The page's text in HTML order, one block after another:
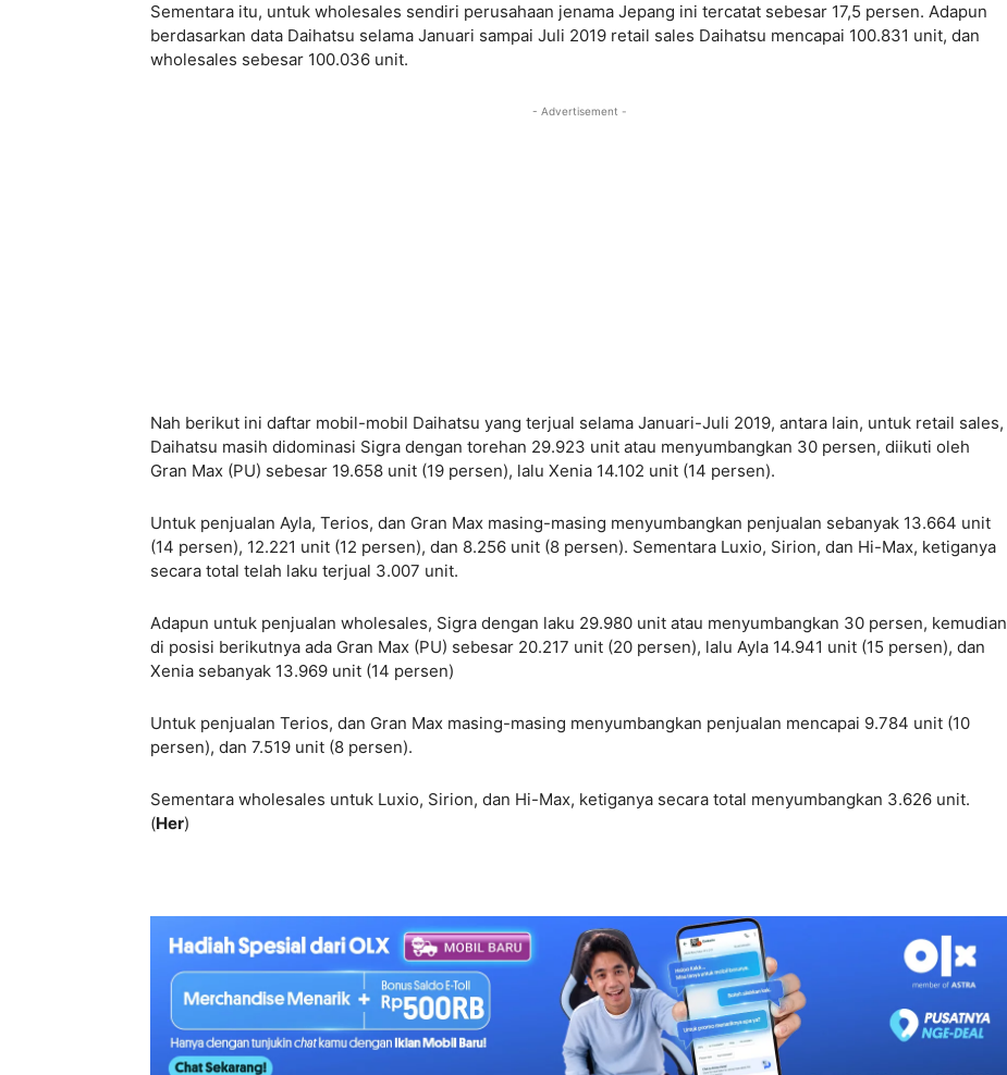
Sementara itu, untuk wholesales sendiri perusahaan jenama Jepang ini tercatat sebesar 17,5 persen. Adapun
berdasarkan data Daihatsu selama Januari sampai Juli 2019 retail sales Daihatsu mencapai 100.831 unit, dan
wholesales sebesar 100.036 unit.
- Advertisement -
Nah berikut ini daftar mobil-mobil Daihatsu yang terjual selama Januari-Juli 2019, antara lain, untuk retail sales,
Daihatsu masih didominasi Sigra dengan torehan 29.923 unit atau menyumbangkan 30 persen, diikuti oleh
Gran Max (PU) sebesar 19.658 unit (19 persen), lalu Xenia 14.102 unit (14 persen).
Untuk penjualan Ayla, Terios, dan Gran Max masing-masing menyumbangkan penjualan sebanyak 13.664 unit
(14 persen), 12.221 unit (12 persen), dan 8.256 unit (8 persen). Sementara Luxio, Sirion, dan Hi-Max, ketiganya
secara total telah laku terjual 3.007 unit.
Adapun untuk penjualan wholesales, Sigra dengan laku 29.980 unit atau menyumbangkan 30 persen, kemudian
di posisi berikutnya ada Gran Max (PU) sebesar 20.217 unit (20 persen), lalu Ayla 14.941 unit (15 persen), dan
Xenia sebanyak 13.969 unit (14 persen)
Untuk penjualan Terios, dan Gran Max masing-masing menyumbangkan penjualan mencapai 9.784 unit (10
persen), dan 7.519 unit (8 persen).
Sementara wholesales untuk Luxio, Sirion, dan Hi-Max, ketiganya secara total menyumbangkan 3.626 unit.
(Her)